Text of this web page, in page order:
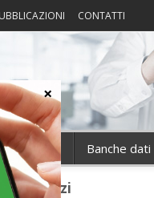
CONTATTI
Notizie Banche dati
〉 Servizi